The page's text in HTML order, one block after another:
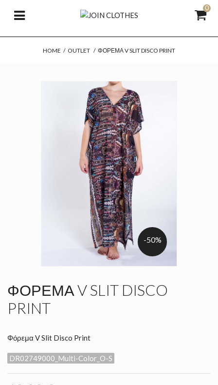
0
HOME / OUTLET / ΦΌΡΕΜΑ V SLIT DISCO PRINT
-50%
ΦΌΡΕΜΑ V SLIT DISCO
PRINT
Φόρεμα V Slit Disco Print
DR02749000_Multi-Color_O-S